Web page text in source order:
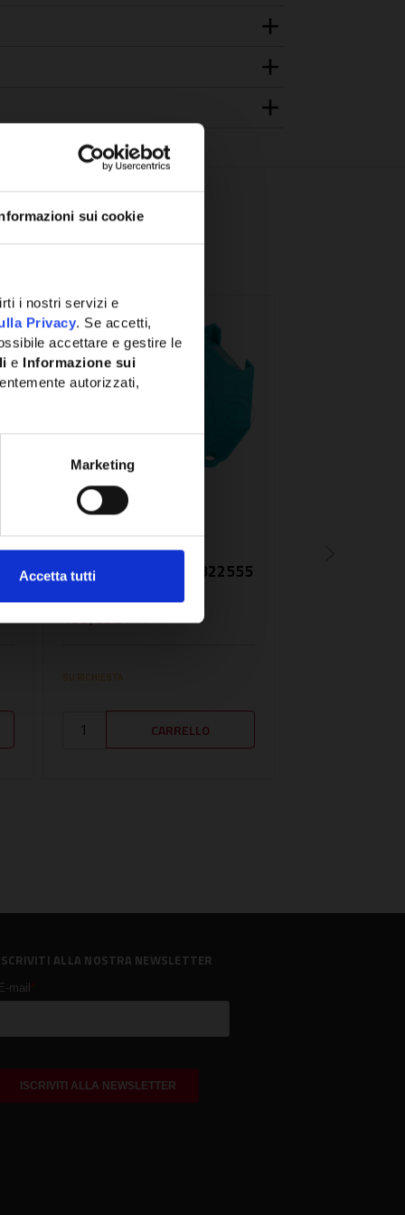
sui cookie
i nostri servizi e
Privacy. Se accetti,
accettare e gestire le
e Informazione sui
autorizzati,
Marketing
Accetta tutti
TRASFORMATORE
ACCENSIONE - VIE7822555
155,03€+ IVA
SU RICHIESTA
ALLA NOSTRA NEWSLETTER